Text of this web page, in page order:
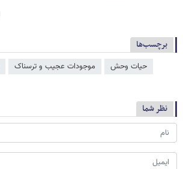
برچسب‌ها
حیات وحش موجودات عجیب و ترسناک
نظر شما